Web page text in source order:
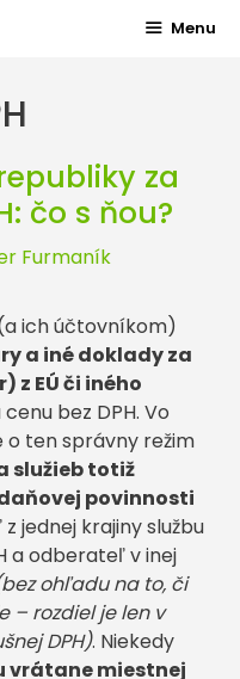
Menu
za
čo s ňou?
Furmaník
ich účtovníkom)
a iné doklady za
z EÚ či iného
bez DPH. Vo
o ten správny režim
služieb totiž
povinnosti
jednej krajiny službu
a odberateľ v inej
ohľadu na to, či
– rozdiel je len v
DPH). Niekedy
vrátane miestnej